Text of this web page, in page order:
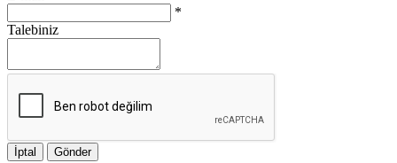
*
Talebiniz
İptal Gönder